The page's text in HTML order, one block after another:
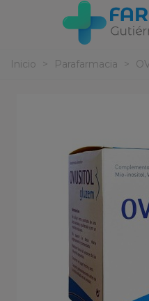
Inicio > Parafarmacia >